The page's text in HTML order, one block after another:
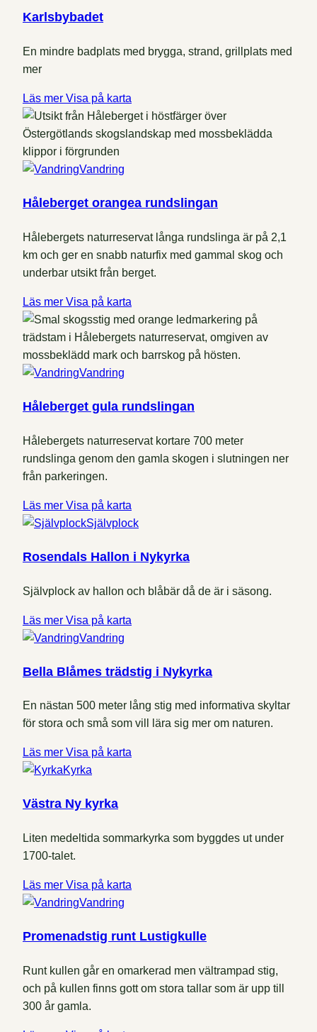
Karlsbybadet
En mindre badplats med brygga, strand, grillplats med
mer
Läs mer Visa på karta
Vandring
Håleberget orangea rundslingan
Hålebergets naturreservat långa rundslinga är på 2,1
km och ger en snabb naturfix med gammal skog och
underbar utsikt från berget.
Läs mer Visa på karta
Vandring
Håleberget gula rundslingan
Hålebergets naturreservat kortare 700 meter
rundslinga genom den gamla skogen i slutningen ner
från parkeringen.
Läs mer Visa på karta
Självplock
Rosendals Hallon i Nykyrka
Självplock av hallon och blåbär då de är i säsong.
Läs mer Visa på karta
Vandring
Bella Blåmes trädstig i Nykyrka
En nästan 500 meter lång stig med informativa skyltar
för stora och små som vill lära sig mer om naturen.
Läs mer Visa på karta
Kyrka
Västra Ny kyrka
Liten medeltida sommarkyrka som byggdes ut under
1700-talet.
Läs mer Visa på karta
Vandring
Promenadstig runt Lustigkulle
Runt kullen går en omarkerad men vältrampad stig,
och på kullen finns gott om stora tallar som är upp till
300 år gamla.